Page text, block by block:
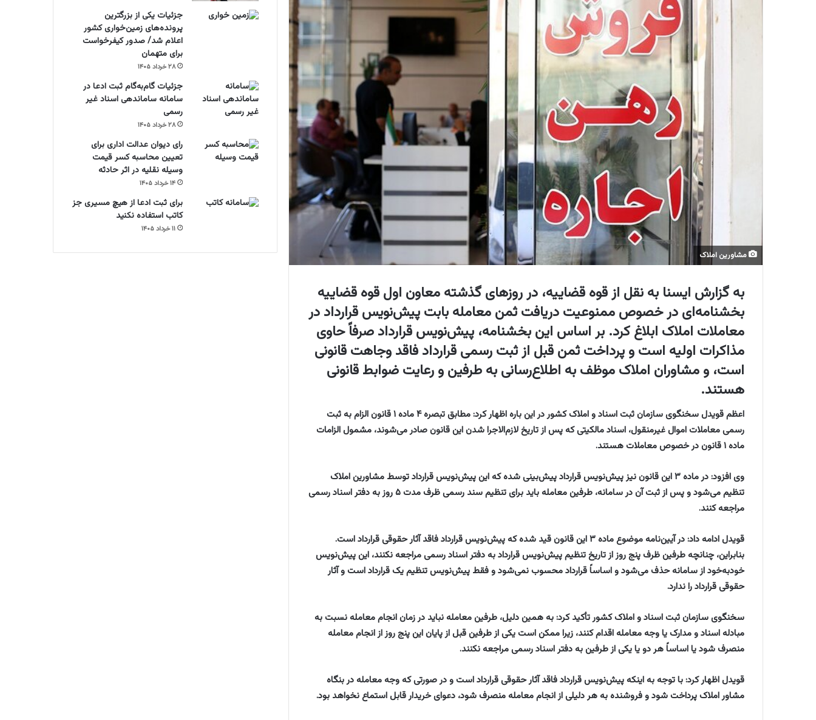
مشاورین املاک
به گزارش ایسنا به نقل از قوه قضاییه، در روزهای گذشته معاون اول قوه قضاییه
بخشنامه‌ای در خصوص ممنوعیت دریافت ثمن معامله بابت پیش‌نویس قرارداد در
معاملات املاک ابلاغ کرد. بر اساس این بخشنامه، پیش‌نویس قرارداد صرفاً حاوی
مذاکرات اولیه است و پرداخت ثمن قبل از ثبت رسمی قرارداد فاقد وجاهت قانونی
است، و مشاوران املاک موظف به اطلاع‌رسانی به طرفین و رعایت ضوابط قانونی
هستند.
اعظم قویدل سخنگوی سازمان ثبت اسناد و املاک کشور در این باره اظهار کرد: مطابق تبصره ۴ ماده ۱ قانون الزام به ثبت
رسمی معاملات اموال غیرمنقول، اسناد مالکیتی که پس از تاریخ لازم‌الاجرا شدن این قانون صادر می‌شوند، مشمول الزامات
ماده ۱ قانون در خصوص معاملات هستند.
وی افزود: در ماده ۳ این قانون نیز پیش‌نویس قرارداد پیش‌بینی شده که این پیش‌نویس قرارداد توسط مشاورین املاک
تنظیم می‌شود و پس از ثبت آن در سامانه، طرفین معامله باید برای تنظیم سند رسمی ظرف مدت ۵ روز به دفتر اسناد رسمی
مراجعه کنند.
قویدل ادامه داد: در آیین‌نامه موضوع ماده ۳ این قانون قید شده که پیش‌نویس قرارداد فاقد آثار حقوقی قرارداد است.
بنابراین، چنانچه طرفین ظرف پنج روز از تاریخ تنظیم پیش‌نویس قرارداد به دفتر اسناد رسمی مراجعه نکنند، این پیش‌نویس
خودبه‌خود از سامانه حذف می‌شود و اساساً قرارداد محسوب نمی‌شود و فقط پیش‌نویس تنظیم یک قرارداد است و آثار
حقوقی قرارداد را ندارد.
سخنگوی سازمان ثبت اسناد و املاک کشور تأکید کرد: به همین دلیل، طرفین معامله نباید در زمان انجام معامله نسبت به
مبادله اسناد و مدارک یا وجه معامله اقدام کنند، زیرا ممکن است یکی از طرفین قبل از پایان این پنج روز از انجام معامله
منصرف شود یا اساساً هر دو یا یکی از طرفین به دفتر اسناد رسمی مراجعه نکنند.
قویدل اظهار کرد: با توجه به اینکه پیش‌نویس قرارداد فاقد آثار حقوقی قرارداد است و در صورتی که وجه معامله در بنگاه
مشاور املاک پرداخت شود و فروشنده به هر دلیلی از انجام معامله منصرف شود، دعوای خریدار قابل استماع نخواهد بود.
جزئیات یکی از بزرگترین
پرونده‌های زمین‌خواری کشور
اعلام شد/ صدور کیفرخواست
برای متهمان
۲۸ خرداد ۱۴۰۵
جزئیات گام‌به‌گام ثبت ادعا در
سامانه ساماندهی اسناد غیر
رسمی
۲۸ خرداد ۱۴۰۵
رای دیوان عدالت اداری برای
تعیین محاسبه کسر قیمت
وسیله نقلیه در اثر حادثه
۱۴ خرداد ۱۴۰۵
برای ثبت ادعا از هیچ مسیری جز
کاتب استفاده نکنید
۱۱ خرداد ۱۴۰۵